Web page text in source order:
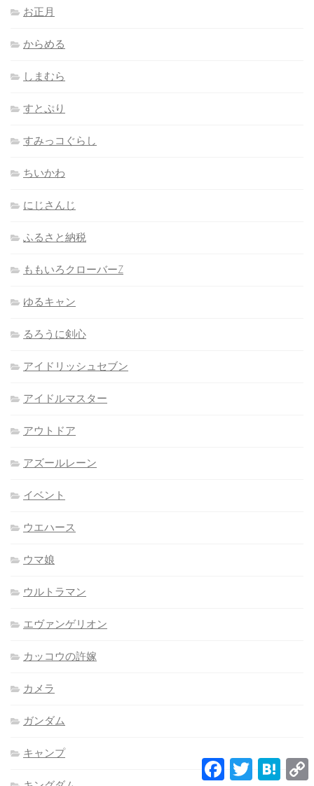
お正月
からめる
しまむら
すとぷり
すみっコぐらし
ちいかわ
にじさんじ
ふるさと納税
ももいろクローバーZ
ゆるキャン
るろうに剣心
アイドリッシュセブン
アイドルマスター
アウトドア
アズールレーン
イベント
ウエハース
ウマ娘
ウルトラマン
エヴァンゲリオン
カッコウの許嫁
カメラ
ガンダム
キャンプ
FacebookTwitter Hatena